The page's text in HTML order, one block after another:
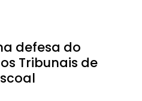
defesa do
Tribunais de